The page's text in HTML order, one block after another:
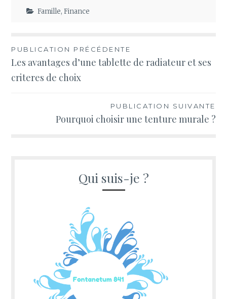
Famille,Finance
Navigation
de
PUBLICATION PRÉCÉDENTE
Les avantages d’une tablette de radiateur et ses
criteres de choix
PUBLICATION SUIVANTE
Pourquoi choisir une tenture murale ?
Qui suis-je ?